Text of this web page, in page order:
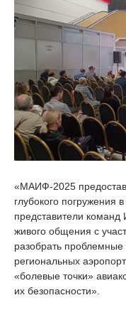
«МАИФ-2025
глубокого погружения
представители
живого общения с
разобрать
региональных
«болевые точки»
их безопасности».